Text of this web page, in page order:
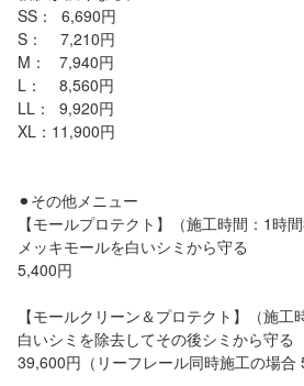
SS：  6,690円
S：    7,210円
M：   7,940円
L：    8,560円
LL：  9,920円
XL：11,900円
⚫︎その他メニュー
【モールプロテクト】（施工時間：1時間
メッキモールを白いシミから守る
5,400円
【モールクリーン＆プロテクト】（施工
白いシミを除去してその後シミから守る
39,600円（リーフレール同時施工の場合